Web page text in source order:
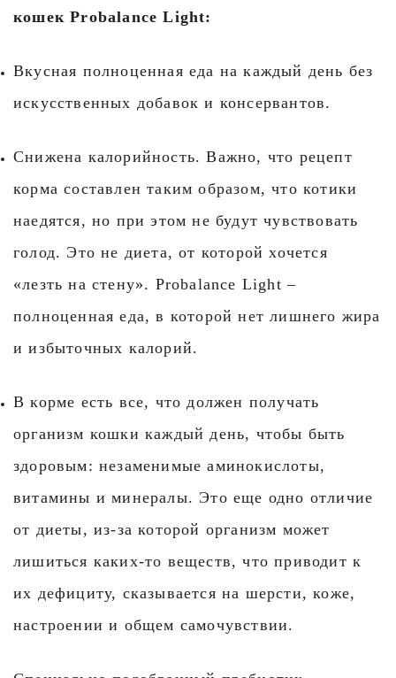
кошек Probalance Light:
Вкусная полноценная еда на каждый день без
искусственных добавок и консервантов.
Снижена калорийность. Важно, что рецепт
корма составлен таким образом, что котики
наедятся, но при этом не будут чувствовать
голод. Это не диета, от которой хочется
«лезть на стену». Probalance Light –
полноценная еда, в которой нет лишнего жира
и избыточных калорий.
В корме есть все, что должен получать
организм кошки каждый день, чтобы быть
здоровым: незаменимые аминокислоты,
витамины и минералы. Это еще одно отличие
от диеты, из-за которой организм может
лишиться каких-то веществ, что приводит к
их дефициту, сказывается на шерсти, коже,
настроении и общем самочувствии.